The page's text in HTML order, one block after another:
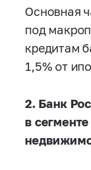
Основная
под
кредитам
1,5% от
2. Банк
в